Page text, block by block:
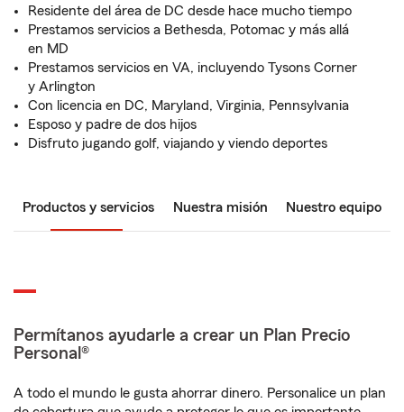
Residente del área de DC desde hace mucho tiempo
Prestamos servicios a Bethesda, Potomac y más allá
en MD
Prestamos servicios en VA, incluyendo Tysons Corner
y Arlington
Con licencia en DC, Maryland, Virginia, Pennsylvania
Esposo y padre de dos hijos
Disfruto jugando golf, viajando y viendo deportes
Productos y servicios Nuestra misión Nuestro equipo
Permítanos ayudarle a crear un Plan Precio
Personal®
A todo el mundo le gusta ahorrar dinero. Personalice un plan